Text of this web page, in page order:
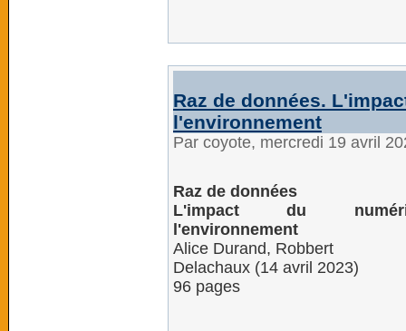
Raz de données.
l'environnement
Par coyote, mercredi 19 avril
Raz de données
L'impact du
l'environnement
Alice Durand, Robbert
Delachaux (14 avril 2023)
96 pages